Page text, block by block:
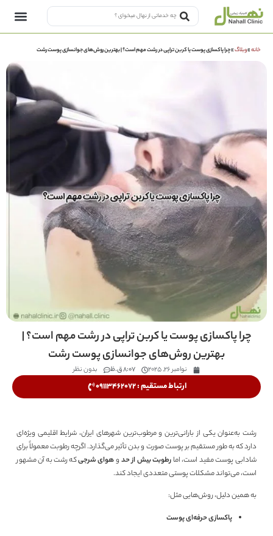
خانه»وبلاگ»چرا پاکسازی پوست یا کربن تراپی در رشت مهم است؟ | بهترین روش‌های جوانسازی پوست رشت
چرا پاکسازی پوست یا کربن تراپی در رشت مهم است؟ |
بهترین روش‌های جوانسازی پوست رشت
نوامبر 26, 2025 8:07 ق.ظ بدون نظر
ارتباط مستقیم : 09113462072
رشت به‌عنوان یکی از بارانی‌ترین و مرطوب‌ترین شهرهای ایران، شرایط اقلیمی ویژه‌ای
دارد که به طور مستقیم بر پوست صورت و بدن تأثیر می‌گذارد. اگرچه رطوبت معمولاً برای
شادابی پوست مفید است، اما رطوبت بیش از حد وهوای شرجیکه رشت به آن مشهور
است، می‌تواند مشکلات پوستی متعددی ایجاد کند.
به همین دلیل، روش‌هایی مثل:
پاکسازی حرفه‌ای پوست